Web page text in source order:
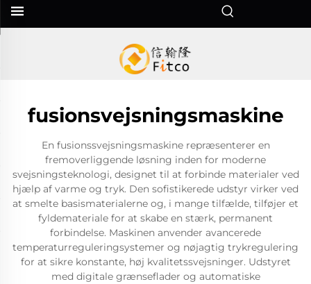
fusionsvejsningsmaskine
En fusionssvejsningsmaskine repræsenterer en
fremoverliggende løsning inden for moderne
svejsningsteknologi, designet til at forbinde materialer ved
hjælp af varme og tryk. Den sofistikerede udstyr virker ved
at smelte basismaterialerne og, i mange tilfælde, tilføjer et
fyldemateriale for at skabe en stærk, permanent
forbindelse. Maskinen anvender avancerede
temperaturreguleringsystemer og nøjagtig trykregulering
for at sikre konstante, høj kvalitetssvejsninger. Udstyret
med digitale grænseflader og automatiske